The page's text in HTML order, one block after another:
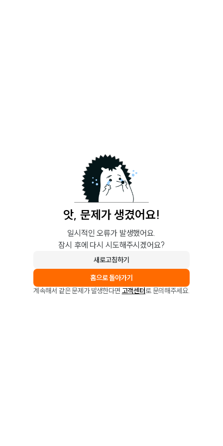
앗, 문제가 생겼어요!
일시적인 오류가 발생했어요.
잠시 후에 다시 시도해주시겠어요?
새로고침하기
홈으로 돌아가기
계속해서 같은 문제가 발생한다면 고객센터로 문의해주세요.